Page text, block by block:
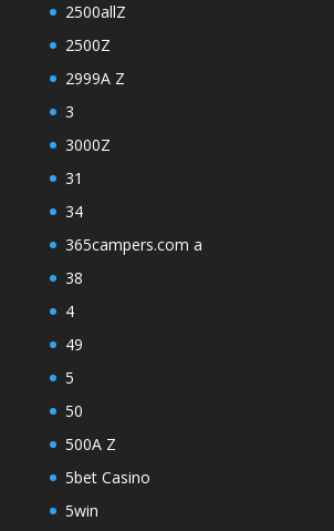
2500allZ
2500Z
2999A Z
3
3000Z
31
34
365campers.com a
38
4
49
5
50
500A Z
5bet Casino
5win